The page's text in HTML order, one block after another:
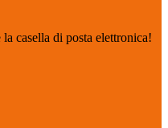
casella di posta elettronica!